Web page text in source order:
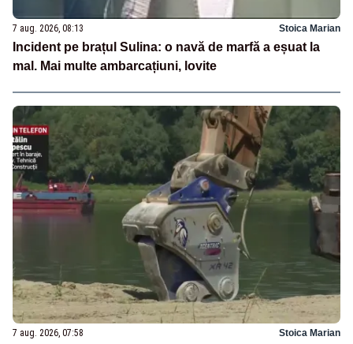
7 aug. 2026, 08:13 Stoica Marian
Incident pe brațul Sulina: o navă de marfă a eșuat la
mal. Mai multe ambarcațiuni, lovite
7 aug. 2026, 07:58 Stoica Marian